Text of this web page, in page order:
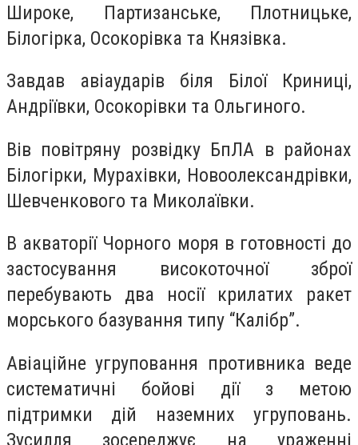
Широке, Партизанське, Плотницьке,
Білогірка, Осокорівка та Князівка.
Завдав авіаударів біля Білої Криниці,
Андріївки, Осокорівки та Ольгиного.
Вів повітряну розвідку БпЛА в районах
Білогірки, Мурахівки, Новоолександрівки,
Шевченкового та Миколаївки.
В акваторії Чорного моря в готовності до
застосування високоточної зброї
перебувають два носії крилатих ракет
морського базування типу “Калібр”.
Авіаційне угруповання противника веде
систематичні бойові дії з метою
підтримки дій наземних угруповань.
Зусилля зосереджує на ураженні